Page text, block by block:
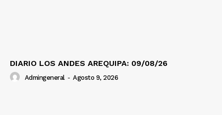
DIARIO LOS ANDES AREQUIPA: 09/08/26
Admingeneral - Agosto 9, 2026